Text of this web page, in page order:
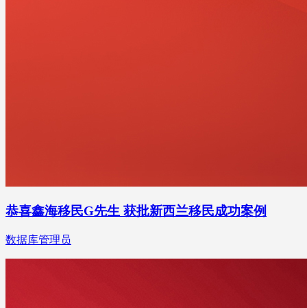
恭喜鑫海移民G先生 获批新西兰移民成功案例
数据库管理员